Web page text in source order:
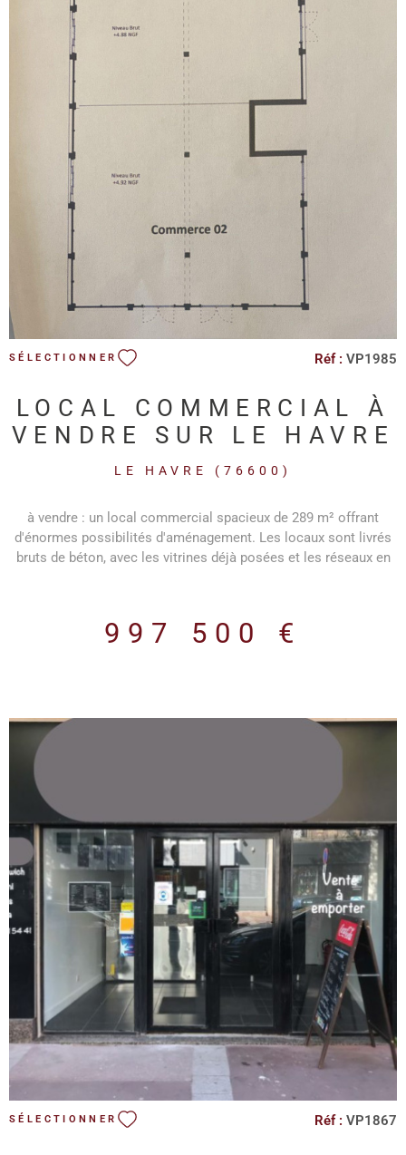
VOIR LE BIEN
SÉLECTIONNER Réf : VP1985
LOCAL COMMERCIAL À
VENDRE SUR LE HAVRE
LE HAVRE (76600)
à vendre : un local commercial spacieux de 289 m² offrant
d'énormes possibilités d'aménagement. Les locaux sont livrés
bruts de béton, avec les vitrines déjà posées et les réseaux en
attirer une clientèle nombreuse. De plus, selon accord, il est
restaurant, un magasin de détail ou tout autre type d'activité
commerciale, ce local offre une toile vierge pour concrétiser
votre projet. Son emplacement stratégique, combiné à sa
surface généreuse, en fait une opportunité unique sur le
marché. Ne manquez pas cette occasion de développer votre
entreprise dans un espace commercial prometteur. Contactez-
nous dès maintenant pour organiser une visite et découvrir tout
le potentiel de ce local commercial.
997 500 €
VOIR LE BIEN
SÉLECTIONNER Réf : VP1867